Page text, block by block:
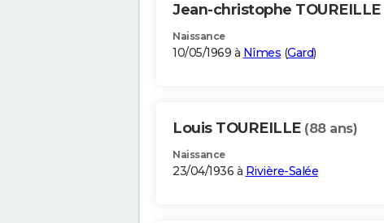
Jean-christophe TOUREILLE
Naissance
10/05/1969 à Nîmes (Gard)
Louis TOUREILLE (88 ans)
Naissance
23/04/1936 à Rivière-Salée